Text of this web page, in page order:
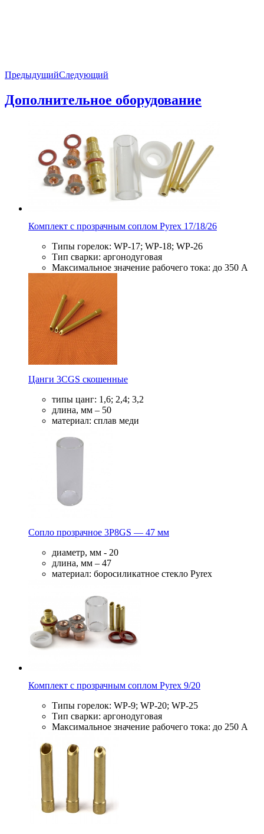
ПредыдущийСледующий
Дополнительное оборудование
Комплект с прозрачным соплом Pyrex 17/18/26
Типы горелок: WP-17; WP-18; WP-26
Тип сварки: аргонодуговая
Максимальное значение рабочего тока: до 350 А
Цанги 3CGS скошенные
типы цанг: 1,6; 2,4; 3,2
длина, мм – 50
материал: сплав меди
Сопло прозрачное 3P8GS — 47 мм
диаметр, мм - 20
длина, мм – 47
материал: боросиликатное стекло Pyrex
Комплект с прозрачным соплом Pyrex 9/20
Типы горелок: WP-9; WP-20; WP-25
Тип сварки: аргонодуговая
Максимальное значение рабочего тока: до 250 А